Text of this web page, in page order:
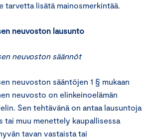
tarvetta lisätä mainosmerkintää.
neuvoston lausunto
neuvoston säännöt
neuvoston sääntöjen 1 § mukaan
neuvosto on elinkeinoelämän
Sen tehtävänä on antaa lausuntoja
tai muu menettely kaupallisessa
tavan vastaista tai